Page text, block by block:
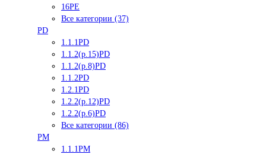
16PE
Все категории (37)
PD
1.1.1PD
1.1.2(р.15)PD
1.1.2(р.8)PD
1.1.2PD
1.2.1PD
1.2.2(р.12)PD
1.2.2(р.6)PD
Все категории (86)
PM
1.1.1PM